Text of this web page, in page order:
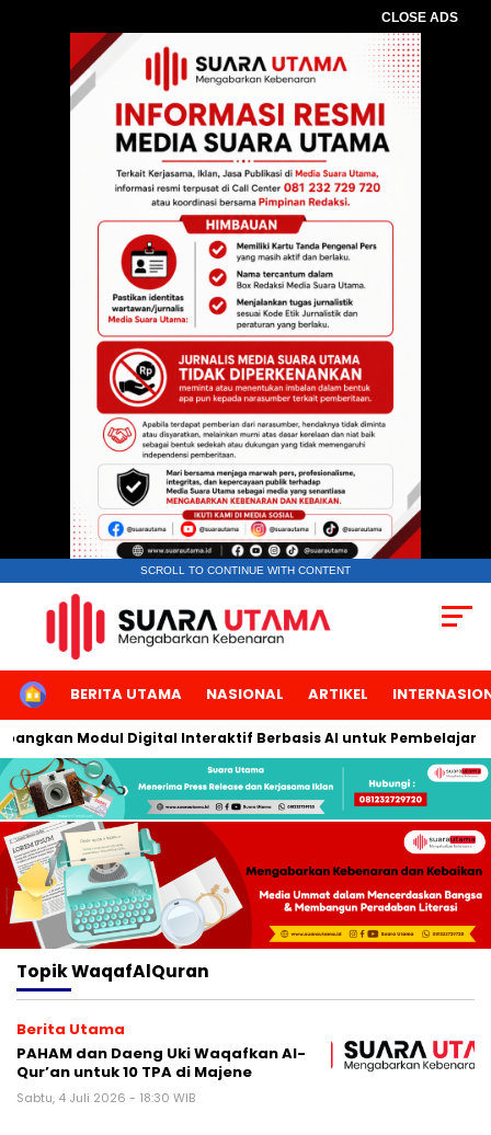
CLOSE ADS
SCROLL TO CONTINUE WITH CONTENT
HOMEBERITA UTAMA NASIONAL ARTIKEL
Modul Digital Interaktif Berbasis AI untuk Pembelajaran
TopikWaqafAlQuran
Berita Utama
PAHAM dan Daeng Uki Waqafkan Al-
Qur’an untuk 10 TPA di Majene
Sabtu, 4 Juli 2026 - 18:30 WIB